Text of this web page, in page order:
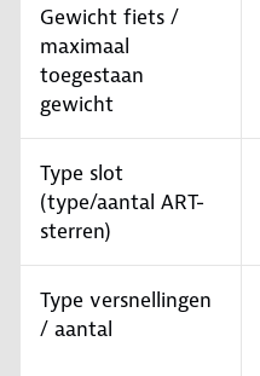
Gewicht fiets /
maximaal
toegestaan
gewicht
Type slot
(type/aantal ART-
sterren)
Type versnellingen
/ aantal